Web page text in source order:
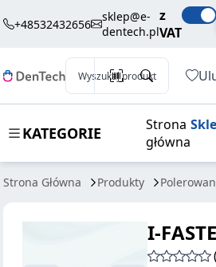
+48532432656
sklep@e-
dentech.pl
z
VAT
Wyszukaj produkt
KATEGORIE
Strona
główna
Strona Główna Produkty
I-FASTE 30G brutto / szt.
I-